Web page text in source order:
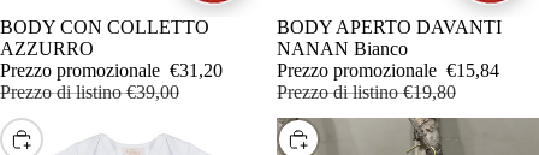
GIUBBINI
SACCA
SACCO
LETTINI
LIBRERIE
LUCI
IN OFFERTA
BODY CON COLLETTO
AZZURRO
Prezzo promozionale €31,20
Prezzo di listino€39,00
IN OFFERTA
BODY APERTO DAVANTI
NANAN Bianco
Prezzo promozionale €15,84
Prezzo di listino€19,80
SCEGLI SCEGLI